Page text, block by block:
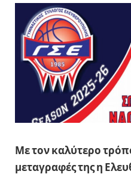
Με τον καλύτερο
μεταγραφές της η